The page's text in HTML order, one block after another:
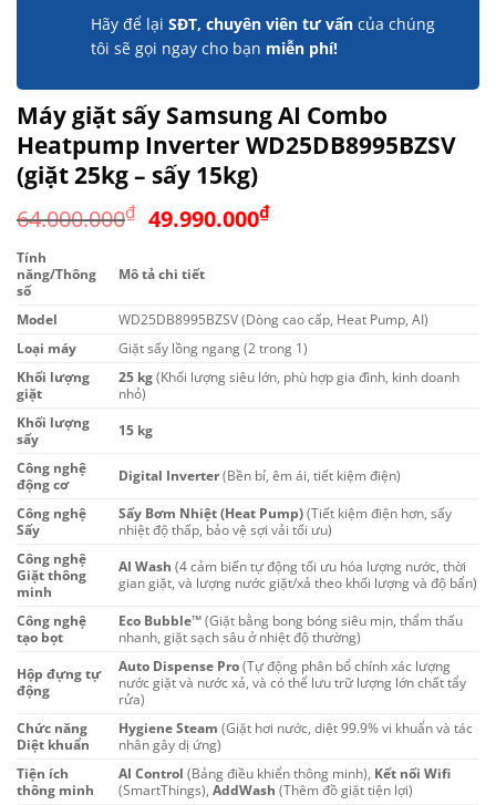
Hãy để lại SĐT, chuyên viên tư vấn của chúng
tôi sẽ gọi ngay cho bạn miễn phí!
Máy giặt sấy Samsung AI Combo
Heatpump Inverter WD25DB8995BZSV
(giặt 25kg – sấy 15kg)
64.000.000₫ Giá
là:
49.990.000₫Giá
49.990.000₫.
Tính
năng/Thông
số
Mô tả chi tiết
Model
WD25DB8995BZSV (Dòng cao cấp, Heat Pump, AI)
Loại máy
Giặt sấy lồng ngang (2 trong 1)
Khối lượng
giặt
25 kg(Khối lượng siêu lớn, phù hợp gia đình, kinh doanh
nhỏ)
Khối lượng
sấy
15 kg
Công nghệ
động cơ
Digital Inverter(Bền bỉ, êm ái, tiết kiệm điện)
Công nghệ
Sấy
Sấy Bơm Nhiệt (Heat Pump)(Tiết kiệm điện hơn, sấy
nhiệt độ thấp, bảo vệ sợi vải tối ưu)
Công nghệ
Giặt thông
minh
AI Wash (4 cảm biến tự động tối ưu hóa lượng nước, thời
gian giặt, và lượng nước giặt/xả theo khối lượng và độ bẩn)
Công nghệ
tạo bọt
Eco Bubble™(Giặt bằng bong bóng siêu mịn, thẩm thấu
nhanh, giặt sạch sâu ở nhiệt độ thường)
Hộp đựng tự
động
Auto Dispense Pro(Tự động phân bổ chính xác lượng
nước giặt và nước xả, và có thể lưu trữ lượng lớn chất tẩy
rửa)
Chức năng
Diệt khuẩn
Hygiene Steam (Giặt hơi nước, diệt 99.9% vi khuẩn và tác
nhân gây dị ứng)
Tiện ích
thông minh
AI Control (Bảng điều khiển thông minh), Kết nối Wifi
(SmartThings), AddWash (Thêm đồ giặt tiện lợi)